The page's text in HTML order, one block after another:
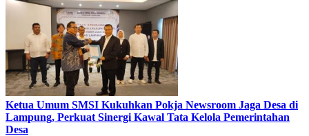
Ketua Umum SMSI Kukuhkan Pokja Newsroom Jaga Desa di
Lampung, Perkuat Sinergi Kawal Tata Kelola Pemerintahan
Desa